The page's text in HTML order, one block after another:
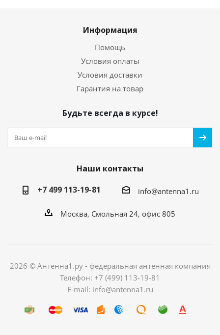
Информация
Помощь
Условия оплаты
Условия доставки
Гарантия на товар
Будьте всегда в курсе!
Наши контакты
+7 499 113-19-81
info@antenna1.ru
Москва, Смольная 24, офис 805
2026 © Антенна1.ру - федеральная антенная компания
Телефон: +7 (499) 113-19-81
E-mail: info@antenna1.ru